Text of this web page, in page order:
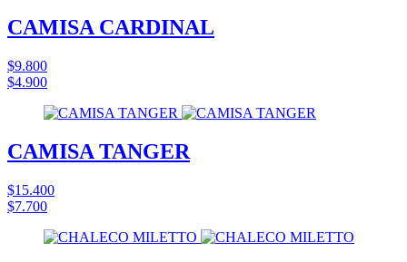
CAMISA CARDINAL
$9.800
$4.900
CAMISA TANGER
$15.400
$7.700